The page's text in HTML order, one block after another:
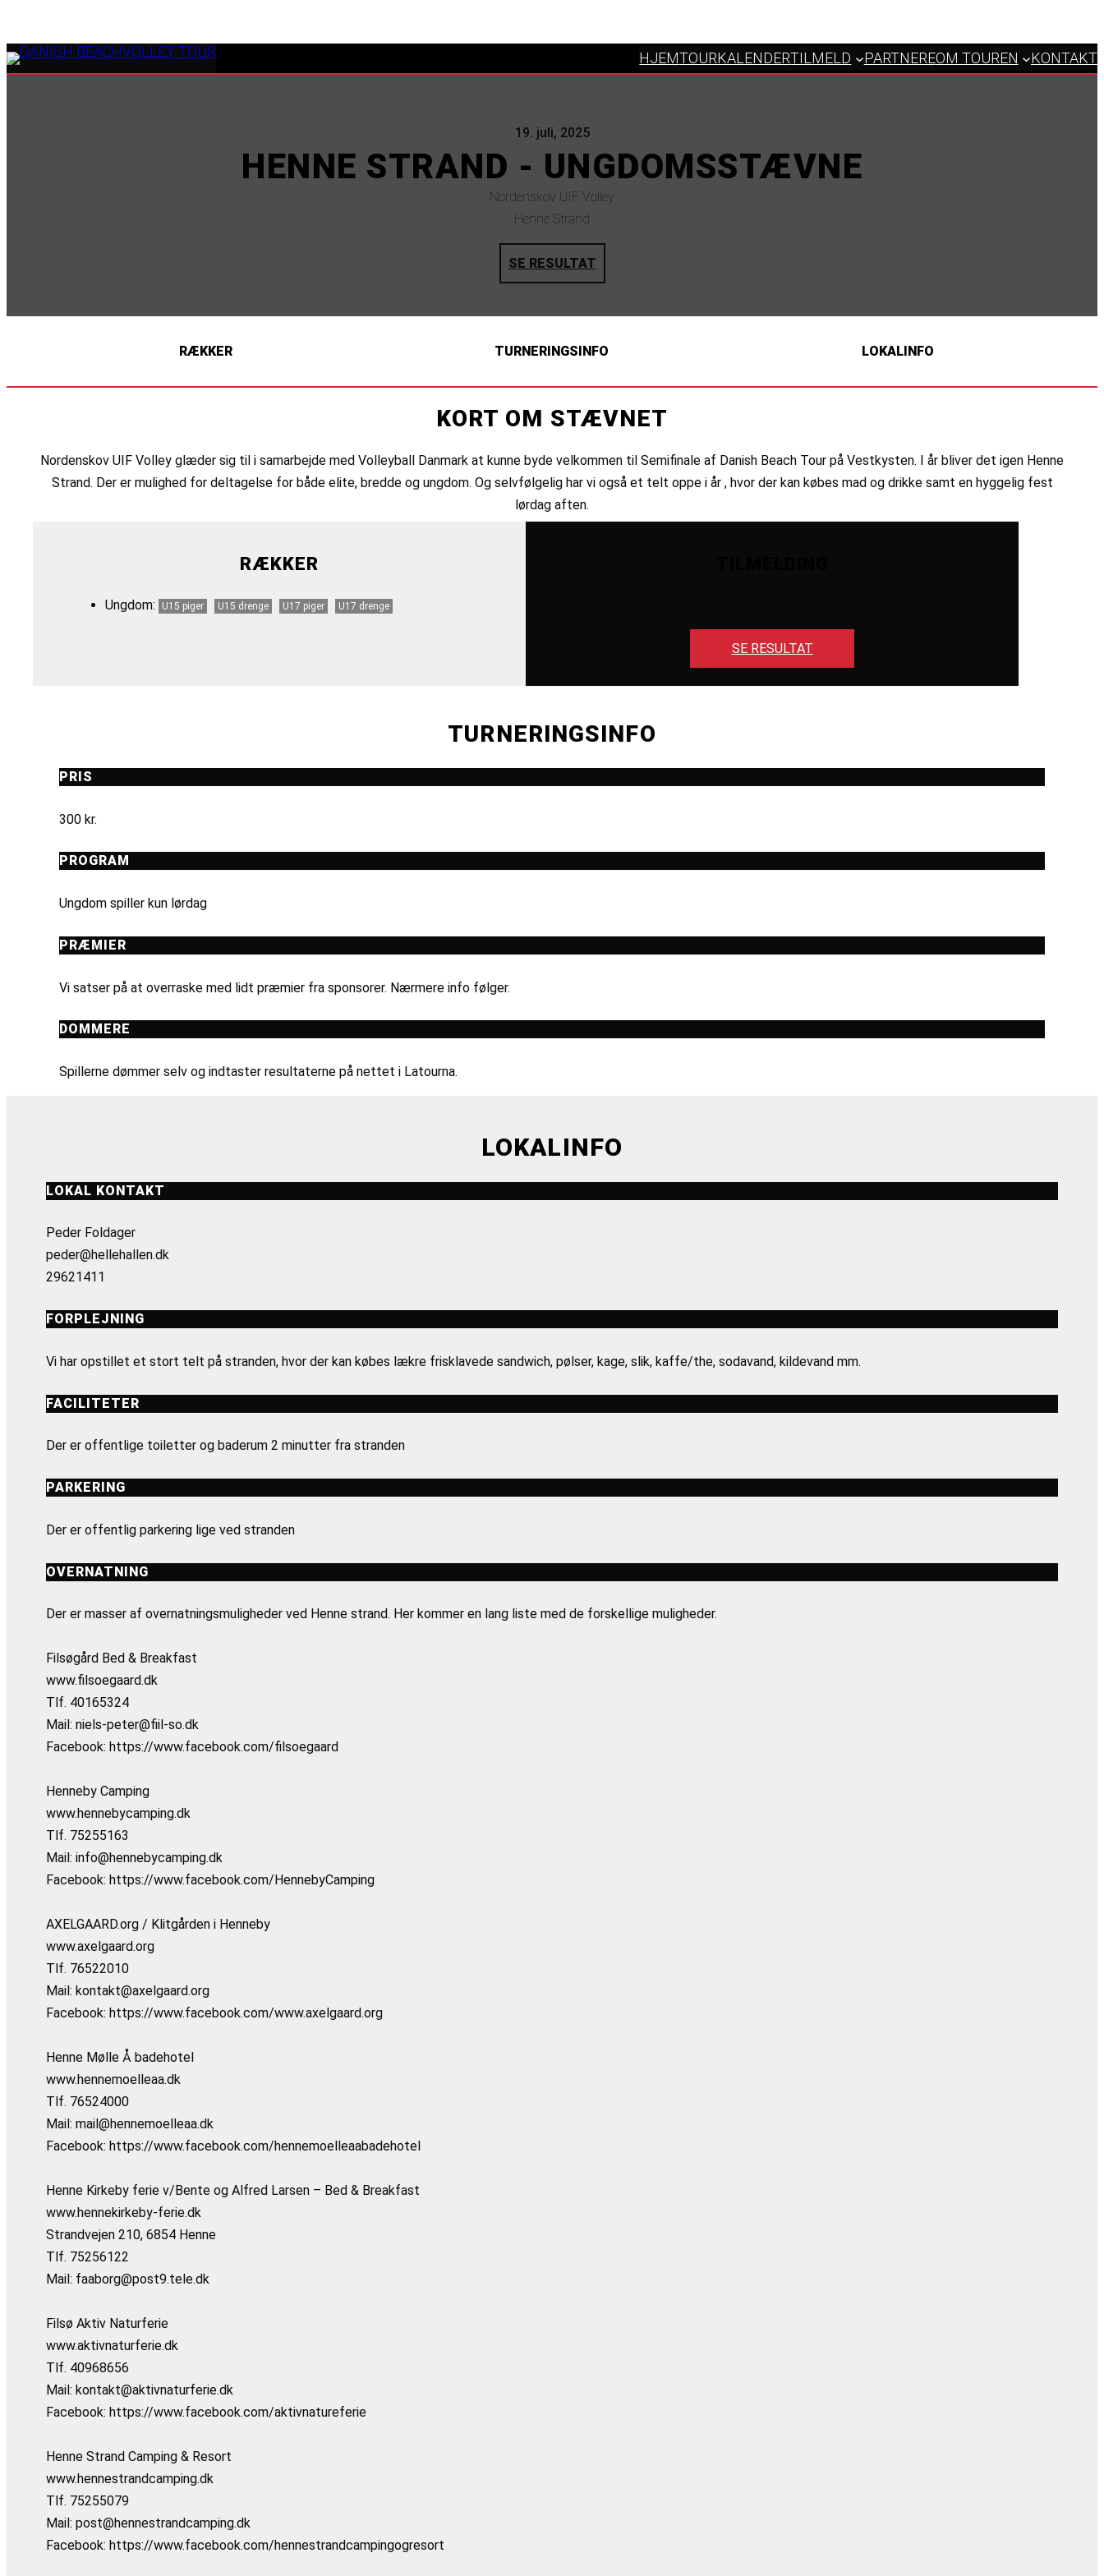
HJEMTOURKALENDERTILMELD PARTNEREOM TOUREN KONTAKT
19. juli, 2025
HENNE STRAND - UNGDOMSSTÆVNE
Nordenskov UIF Volley
Henne Strand
SE RESULTAT
RÆKKER TURNERINGSINFO LOKALINFO
KORT OM STÆVNET
Nordenskov UIF Volley glæder sig til i samarbejde med Volleyball Danmark at kunne byde velkommen til Semifinale af Danish Beach Tour på Vestkysten. I år bliver det igen Henne
Strand. Der er mulighed for deltagelse for både elite, bredde og ungdom. Og selvfølgelig har vi også et telt oppe i år , hvor der kan købes mad og drikke samt en hyggelig fest
lørdag aften.
RÆKKER
Ungdom: U15 piger U15 drenge U17 piger U17 drenge
SE RESULTAT
TURNERINGSINFO
PRIS
300 kr.
PROGRAM
Ungdom spiller kun lørdag
PRÆMIER
Vi satser på at overraske med lidt præmier fra sponsorer. Nærmere info følger.
DOMMERE
Spillerne dømmer selv og indtaster resultaterne på nettet i Latourna.
LOKALINFO
LOKAL KONTAKT
Peder Foldager
peder@hellehallen.dk
29621411
FORPLEJNING
Vi har opstillet et stort telt på stranden, hvor der kan købes lækre frisklavede sandwich, pølser, kage, slik, kaffe/the, sodavand, kildevand mm.
FACILITETER
Der er offentlige toiletter og baderum 2 minutter fra stranden
PARKERING
Der er offentlig parkering lige ved stranden
OVERNATNING
Der er masser af overnatningsmuligheder ved Henne strand. Her kommer en lang liste med de forskellige muligheder.
Filsøgård Bed & Breakfast
www.filsoegaard.dk
Tlf. 40165324
Mail: niels-peter@fiil-so.dk
Facebook: https://www.facebook.com/filsoegaard
Henneby Camping
www.hennebycamping.dk
Tlf. 75255163
Mail: info@hennebycamping.dk
Facebook: https://www.facebook.com/HennebyCamping
AXELGAARD.org / Klitgården i Henneby
www.axelgaard.org
Tlf. 76522010
Mail: kontakt@axelgaard.org
Facebook: https://www.facebook.com/www.axelgaard.org
Henne Mølle Å badehotel
www.hennemoelleaa.dk
Tlf. 76524000
Mail: mail@hennemoelleaa.dk
Facebook: https://www.facebook.com/hennemoelleaabadehotel
Henne Kirkeby ferie v/Bente og Alfred Larsen – Bed & Breakfast
www.hennekirkeby-ferie.dk
Strandvejen 210, 6854 Henne
Tlf. 75256122
Mail: faaborg@post9.tele.dk
Filsø Aktiv Naturferie
www.aktivnaturferie.dk
Tlf. 40968656
Mail: kontakt@aktivnaturferie.dk
Facebook: https://www.facebook.com/aktivnatureferie
Henne Strand Camping & Resort
www.hennestrandcamping.dk
Tlf. 75255079
Mail: post@hennestrandcamping.dk
Facebook: https://www.facebook.com/hennestrandcampingogresort